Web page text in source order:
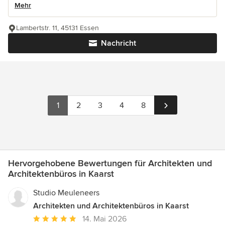
Mehr
Nachricht
Lambertstr. 11, 45131 Essen
1 2 3 4 8
Hervorgehobene Bewertungen für Architekten und
Architektenbüros in Kaarst
Studio Meuleneers
Architekten und Architektenbüros in Kaarst
Durchschnittliche14. Mai 2026